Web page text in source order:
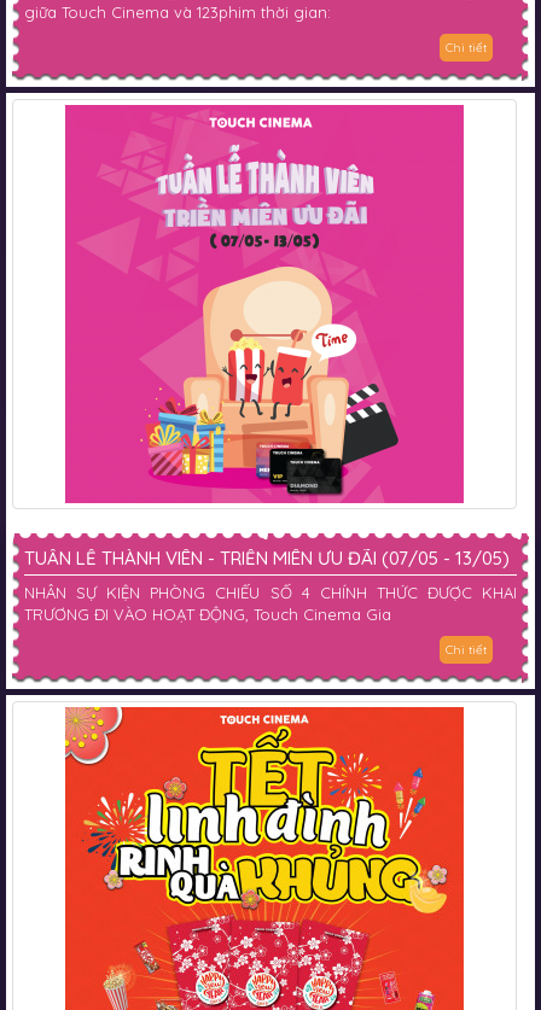
giữa Touch Cinema và 123phim thời gian:
Chi tiết
TUẦN LỄ THÀNH VIÊN - TRIỀN MIÊN ƯU ĐÃI (07/05 - 13/05)
NHÂN SỰ KIỆN PHÒNG CHIẾU SỐ 4 CHÍNH THỨC ĐƯỢC KHAI
TRƯƠNG ĐI VÀO HOẠT ĐỘNG, Touch Cinema Gia
Chi tiết